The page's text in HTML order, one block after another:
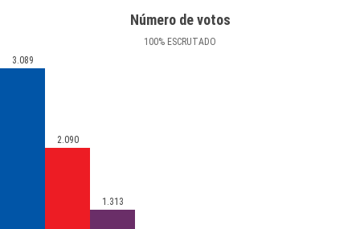
Número de votos
100% ESCRUTADO
3.089
2.090
1.313